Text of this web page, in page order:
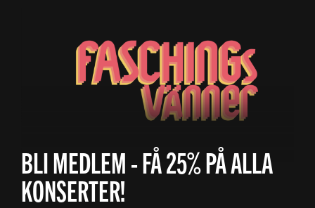
BLI MEDLEM - FÅ 25% PÅ ALLA
KONSERTER!